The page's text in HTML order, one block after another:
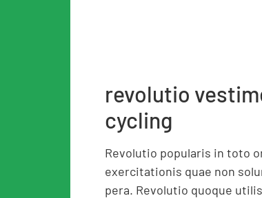
revolutio
cycling
Revolutio popularis in toto
exercitationis quae non
pera. Revolutio quoque